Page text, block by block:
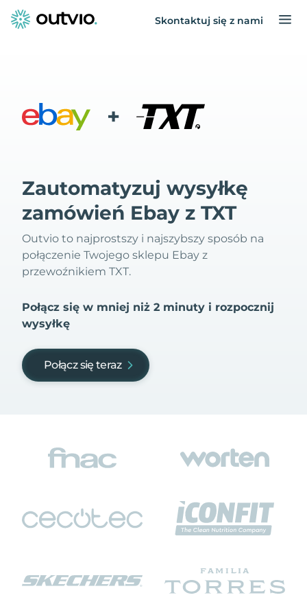
Skontaktuj się z nami
+
Zautomatyzuj wysyłkę
zamówień Ebay z TXT
Outvio to najprostszy i najszybszy sposób na
połączenie Twojego sklepu Ebay z
przewoźnikiem TXT.
Połącz się w mniej niż 2 minuty i rozpocznij
wysyłkę
Połącz się teraz